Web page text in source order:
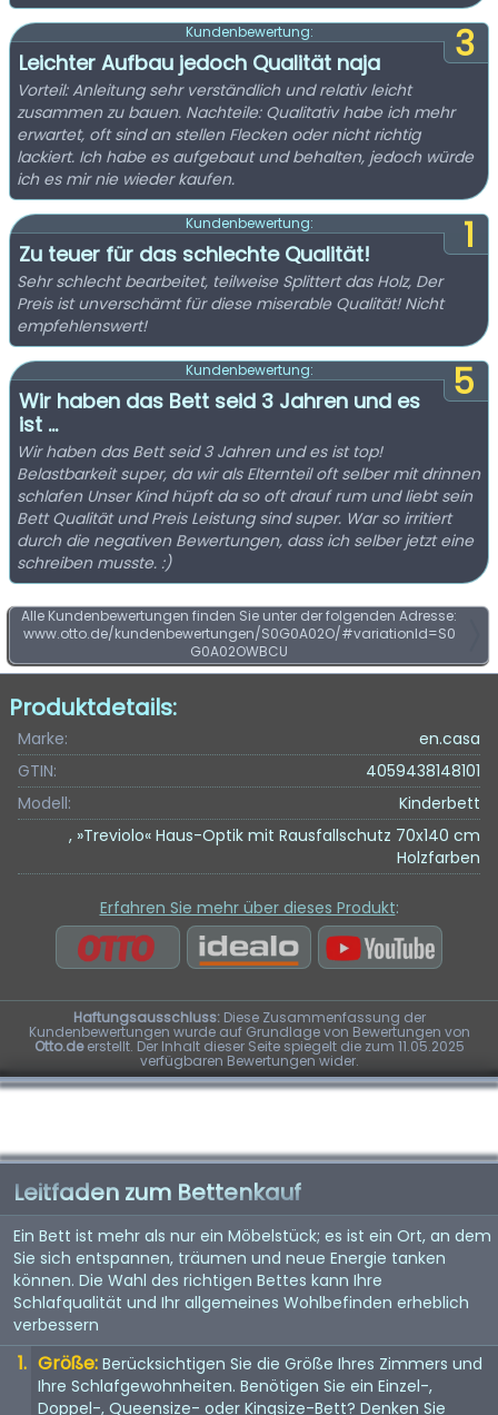
3
Kundenbewertung:
Leichter Aufbau jedoch Qualität naja
Vorteil: Anleitung sehr verständlich und relativ leicht
zusammen zu bauen. Nachteile: Qualitativ habe ich mehr
erwartet, oft sind an stellen Flecken oder nicht richtig
lackiert. Ich habe es aufgebaut und behalten, jedoch würde
ich es mir nie wieder kaufen.
1
Kundenbewertung:
Zu teuer für das schlechte Qualität!
Sehr schlecht bearbeitet, teilweise Splittert das Holz, Der
Preis ist unverschämt für diese miserable Qualität! Nicht
empfehlenswert!
5
Kundenbewertung:
Wir haben das Bett seid 3 Jahren und es
ist ...
Wir haben das Bett seid 3 Jahren und es ist top!
Belastbarkeit super, da wir als Elternteil oft selber mit drinnen
schlafen Unser Kind hüpft da so oft drauf rum und liebt sein
Bett Qualität und Preis Leistung sind super. War so irritiert
durch die negativen Bewertungen, dass ich selber jetzt eine
schreiben musste. :)
Alle Kundenbewertungen finden Sie unter der folgenden Adresse:
www.otto.de/kundenbewertungen/S0G0A02O/#variationId=S0
G0A02OWBCU
Produktdetails:
Marke:
en.casa
GTIN:
4059438148101
Modell:
Kinderbett
, »Treviolo« Haus-Optik mit Rausfallschutz 70x140 cm
Holzfarben
Erfahren Sie mehr über dieses Produkt:
Haftungsausschluss:Diese Zusammenfassung der
Kundenbewertungen wurde auf Grundlage von Bewertungen von
Otto.deerstellt. Der Inhalt dieser Seite spiegelt die zum 11.05.2025
verfügbaren Bewertungen wider.
Leitfaden zum Bettenkauf
Ein Bett ist mehr als nur ein Möbelstück; es ist ein Ort, an dem
Sie sich entspannen, träumen und neue Energie tanken
können. Die Wahl des richtigen Bettes kann Ihre
Schlafqualität und Ihr allgemeines Wohlbefinden erheblich
verbessern
Größe: Berücksichtigen Sie die Größe Ihres Zimmers und
Ihre Schlafgewohnheiten. Benötigen Sie ein Einzel-,
Doppel-, Queensize- oder Kingsize-Bett? Denken Sie